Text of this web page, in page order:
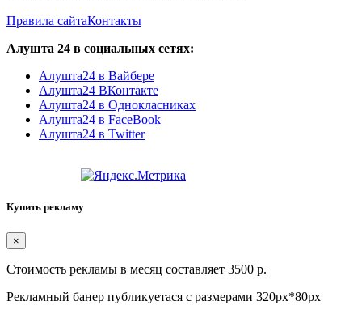
Правила сайтаКонтакты
Алушта 24 в социальных сетях:
Алушта24 в Вайбере
Алушта24 ВКонтакте
Алушта24 в Однокласниках
Алушта24 в FaceBook
Алушта24 в Twitter
Купить рекламу
×
Стоимость рекламы в месяц составляет 3500 р.
Рекламный банер публикуетася с размерами 320px*80px